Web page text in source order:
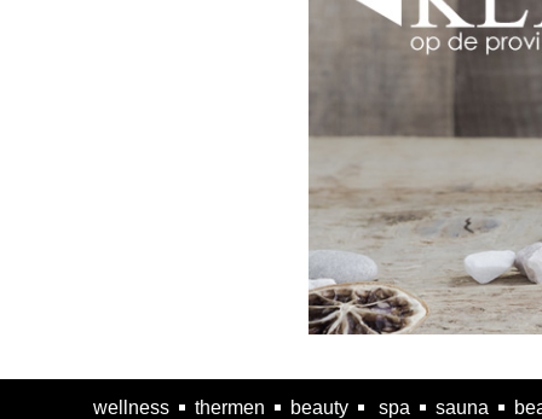
wellness thermen beauty spa sauna